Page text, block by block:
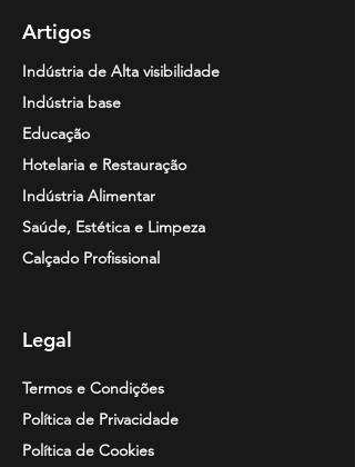
Artigos
Indústria de Alta visibilidade
Indústria base
Educação
Hotelaria e Restauração
Indústria Alimentar
Saúde, Estética e Limpeza
Calçado Profissional
Legal
Termos e Condições
Política de Privacidade
Política de Cookies